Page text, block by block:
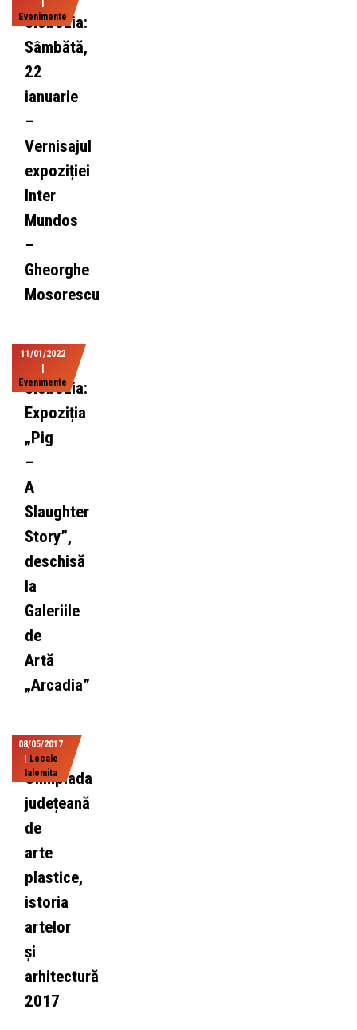
Evenimente
Slobozia:
Sâmbătă,
22
ianuarie
–
Vernisajul
expoziției
Inter
Mundos
–
Gheorghe
Mosorescu
11/01/2022
Evenimente
Slobozia:
Expoziția
„Pig
–
A
Slaughter
Story”,
deschisă
la
Galeriile
de
Artă
„Arcadia”
08/05/2017
Locale
Ialomita
Olimpiada
județeană
de
arte
plastice,
istoria
artelor
și
arhitectură
2017